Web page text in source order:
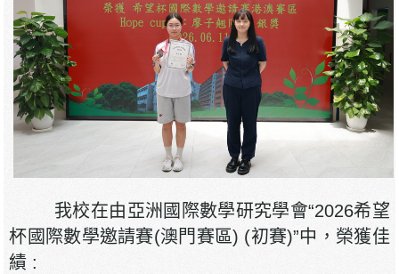
我校在由亞洲國際數學研究學會“2026希望
杯國際數學邀請賽(澳門賽區) (初賽)”中，榮獲佳
績 :